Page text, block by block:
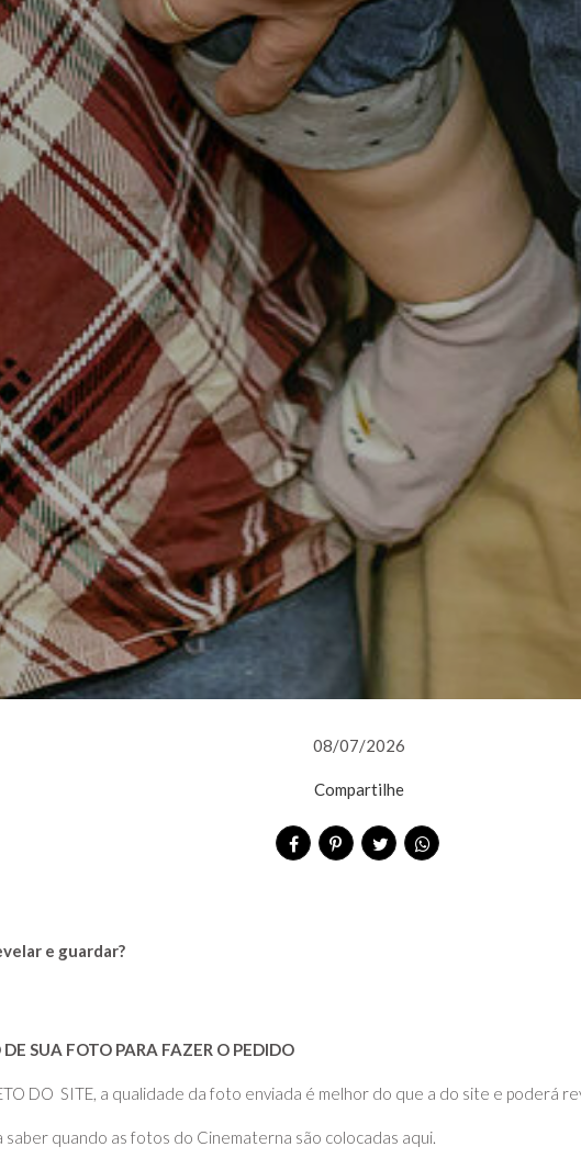
08/07/2026
Compartilhe
e guardar?
SUA FOTO PARA FAZER O PEDIDO
DO SITE, a qualidade da foto enviada é melhor do que a do site e poderá
saber quando as fotos do Cinematerna são colocadas aqui.